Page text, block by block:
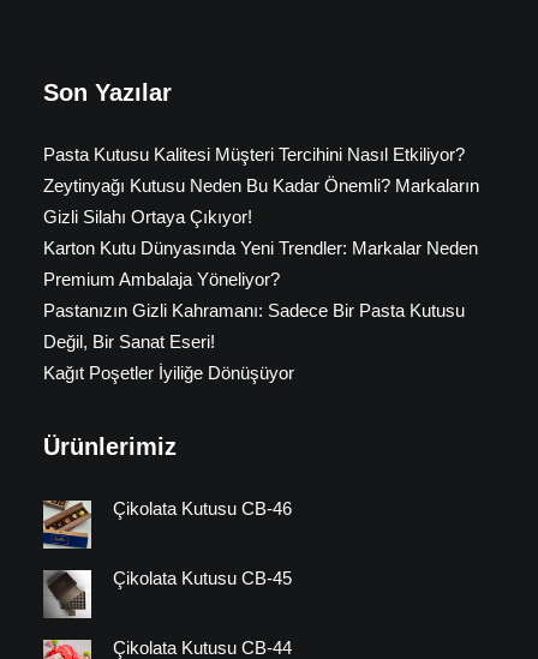
Son Yazılar
Pasta Kutusu Kalitesi Müşteri Tercihini Nasıl Etkiliyor?
Zeytinyağı Kutusu Neden Bu Kadar Önemli? Markaların
Gizli Silahı Ortaya Çıkıyor!
Karton Kutu Dünyasında Yeni Trendler: Markalar Neden
Premium Ambalaja Yöneliyor?
Pastanızın Gizli Kahramanı: Sadece Bir Pasta Kutusu
Değil, Bir Sanat Eseri!
Kağıt Poşetler İyiliğe Dönüşüyor
Ürünlerimiz
Çikolata Kutusu CB-46
Çikolata Kutusu CB-45
Çikolata Kutusu CB-44